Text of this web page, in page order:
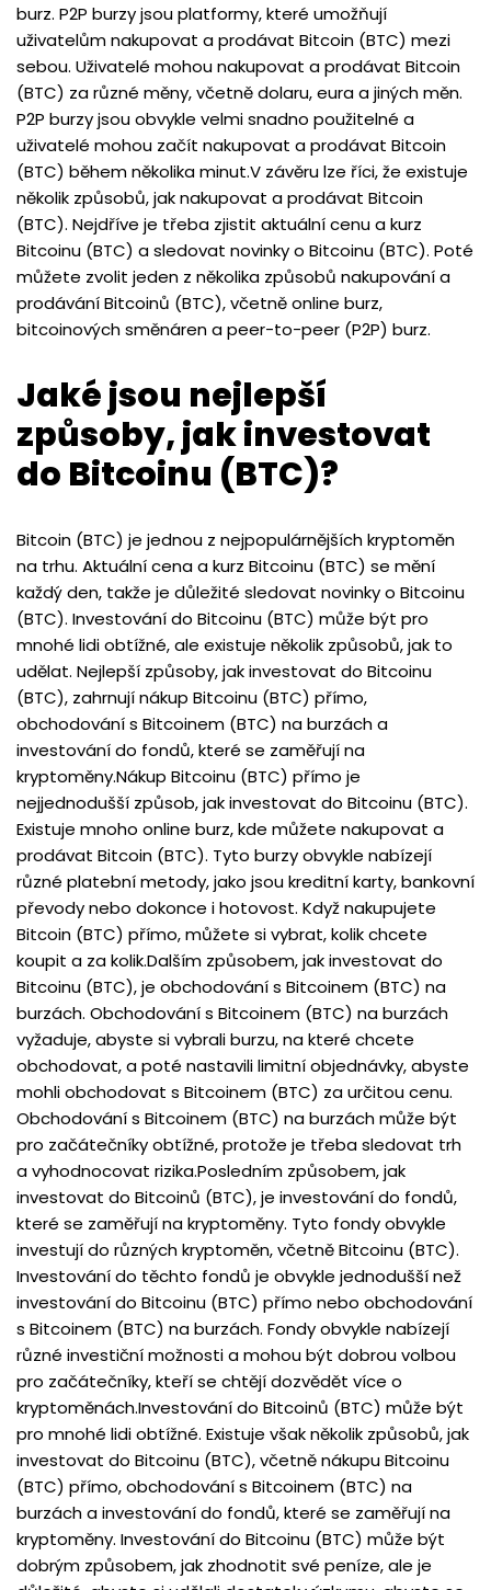
burz. P2P burzy jsou platformy, které umožňují
uživatelům nakupovat a prodávat Bitcoin (BTC) mezi
sebou. Uživatelé mohou nakupovat a prodávat Bitcoin
(BTC) za různé měny, včetně dolaru, eura a jiných měn.
P2P burzy jsou obvykle velmi snadno použitelné a
uživatelé mohou začít nakupovat a prodávat Bitcoin
(BTC) během několika minut.V závěru lze říci, že existuje
několik způsobů, jak nakupovat a prodávat Bitcoin
(BTC). Nejdříve je třeba zjistit aktuální cenu a kurz
Bitcoinu (BTC) a sledovat novinky o Bitcoinu (BTC). Poté
můžete zvolit jeden z několika způsobů nakupování a
prodávání Bitcoinů (BTC), včetně online burz,
bitcoinových směnáren a peer-to-peer (P2P) burz.
Jaké jsou nejlepší
způsoby, jak investovat
do Bitcoinu (BTC)?
Bitcoin (BTC) je jednou z nejpopulárnějších kryptoměn
na trhu. Aktuální cena a kurz Bitcoinu (BTC) se mění
každý den, takže je důležité sledovat novinky o Bitcoinu
(BTC). Investování do Bitcoinu (BTC) může být pro
mnohé lidi obtížné, ale existuje několik způsobů, jak to
udělat. Nejlepší způsoby, jak investovat do Bitcoinu
(BTC), zahrnují nákup Bitcoinu (BTC) přímo,
obchodování s Bitcoinem (BTC) na burzách a
investování do fondů, které se zaměřují na
kryptoměny.Nákup Bitcoinu (BTC) přímo je
nejjednodušší způsob, jak investovat do Bitcoinu (BTC).
Existuje mnoho online burz, kde můžete nakupovat a
prodávat Bitcoin (BTC). Tyto burzy obvykle nabízejí
různé platební metody, jako jsou kreditní karty, bankovní
převody nebo dokonce i hotovost. Když nakupujete
Bitcoin (BTC) přímo, můžete si vybrat, kolik chcete
koupit a za kolik.Dalším způsobem, jak investovat do
Bitcoinu (BTC), je obchodování s Bitcoinem (BTC) na
burzách. Obchodování s Bitcoinem (BTC) na burzách
vyžaduje, abyste si vybrali burzu, na které chcete
obchodovat, a poté nastavili limitní objednávky, abyste
mohli obchodovat s Bitcoinem (BTC) za určitou cenu.
Obchodování s Bitcoinem (BTC) na burzách může být
pro začátečníky obtížné, protože je třeba sledovat trh
a vyhodnocovat rizika.Posledním způsobem, jak
investovat do Bitcoinů (BTC), je investování do fondů,
které se zaměřují na kryptoměny. Tyto fondy obvykle
investují do různých kryptoměn, včetně Bitcoinu (BTC).
Investování do těchto fondů je obvykle jednodušší než
investování do Bitcoinu (BTC) přímo nebo obchodování
s Bitcoinem (BTC) na burzách. Fondy obvykle nabízejí
různé investiční možnosti a mohou být dobrou volbou
pro začátečníky, kteří se chtějí dozvědět více o
kryptoměnách.Investování do Bitcoinů (BTC) může být
pro mnohé lidi obtížné. Existuje však několik způsobů, jak
investovat do Bitcoinu (BTC), včetně nákupu Bitcoinu
(BTC) přímo, obchodování s Bitcoinem (BTC) na
burzách a investování do fondů, které se zaměřují na
kryptoměny. Investování do Bitcoinu (BTC) může být
dobrým způsobem, jak zhodnotit své peníze, ale je